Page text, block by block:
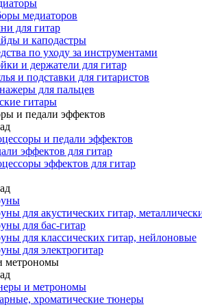
медиаторов
для гитар
и каподастры
по уходу за инструментами
и держатели для гитар
и подставки для гитаристов
для пальцев
гитары
и педали эффектов
и педали эффектов
эффектов для гитар
эффектов для гитар
для акустических гитар,
для бас-гитар
для классических гитар, нейлоновые
для электрогитар
метрономы
и метрономы
хроматические тюнеры